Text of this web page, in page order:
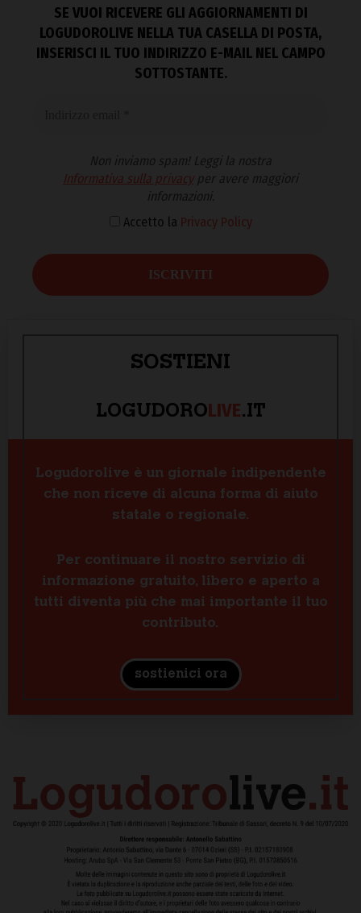
SE VUOI RICEVERE GLI AGGIORNAMENTI DI
LOGUDOROLIVE NELLA TUA CASELLA DI POSTA,
INSERISCI IL TUO INDIRIZZO E-MAIL NEL CAMPO
SOTTOSTANTE.
Non inviamo spam! Leggi la nostra
Informativa sulla privacyper avere maggiori
informazioni.
Accetto la Privacy Policy
SOSTIENI
LOGUDOROLIVE.IT
Logudorolive è un giornale indipendente
che non riceve di alcuna forma di aiuto
statale o regionale.
Per continuare il nostro servizio di
informazione gratuito, libero e aperto a
tutti diventa più che mai importante il tuo
contributo.
sostienici ora